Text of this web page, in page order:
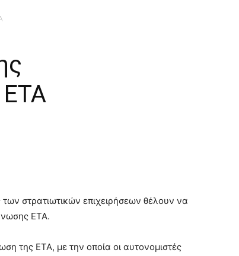
ΕΤΑ
στρατιωτικών επιχειρήσεων θέλουν να
ΕΤΑ.
της ΕΤΑ, με την οποία οι αυτονομιστές